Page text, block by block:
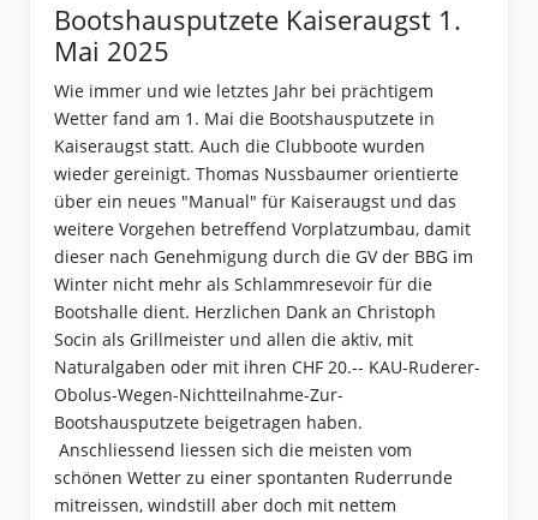
Bootshausputzete Kaiseraugst 1.
Mai 2025
Wie immer und wie letztes Jahr bei prächtigem
Wetter fand am 1. Mai die Bootshausputzete in
Kaiseraugst statt. Auch die Clubboote wurden
wieder gereinigt. Thomas Nussbaumer orientierte
über ein neues "Manual" für Kaiseraugst und das
weitere Vorgehen betreffend Vorplatzumbau, damit
dieser nach Genehmigung durch die GV der BBG im
Winter nicht mehr als Schlammresevoir für die
Bootshalle dient. Herzlichen Dank an Christoph
Socin als Grillmeister und allen die aktiv, mit
Naturalgaben oder mit ihren CHF 20.-- KAU-Ruderer-
Obolus-Wegen-Nichtteilnahme-Zur-
Bootshausputzete beigetragen haben.
Anschliessend liessen sich die meisten vom
schönen Wetter zu einer spontanten Ruderrunde
mitreissen, windstill aber doch mit nettem